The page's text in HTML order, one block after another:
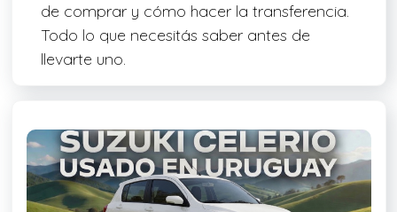
de comprar y cómo hacer la transferencia.
Todo lo que necesitás saber antes de
llevarte uno.